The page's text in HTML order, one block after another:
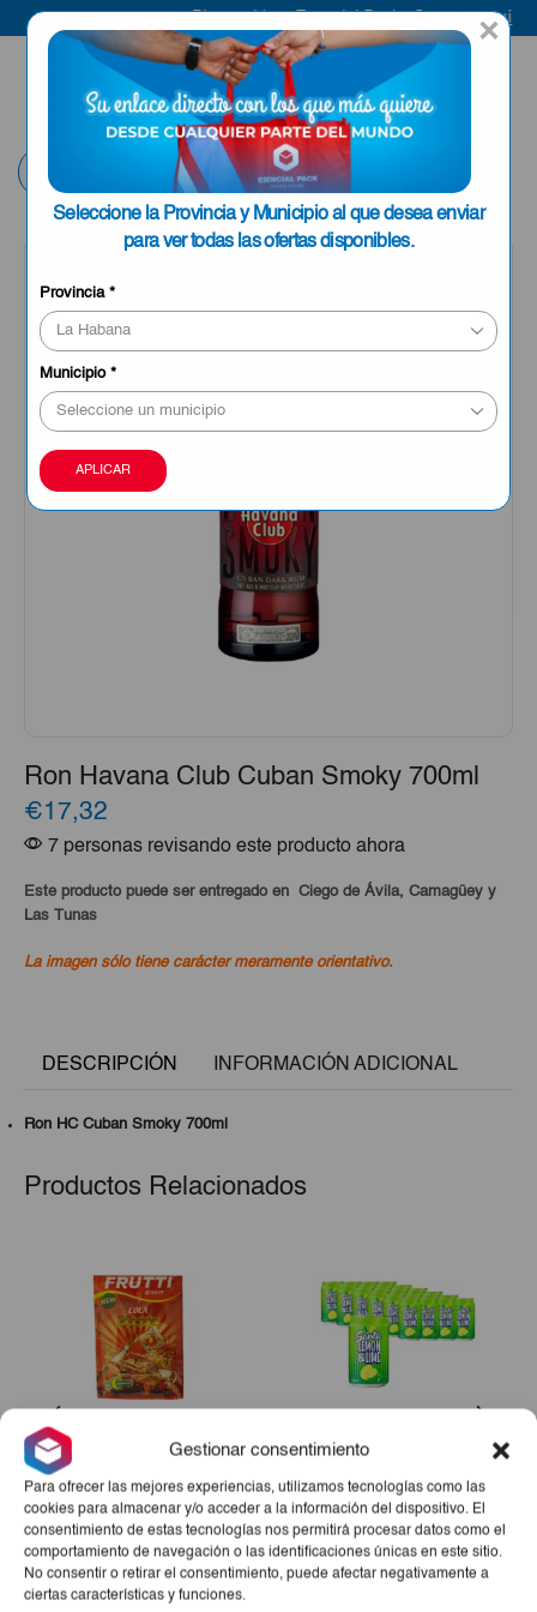
Gestionar consentimiento
Para ofrecer las mejores experiencias, utilizamos tecnologías como las
cookies para almacenar y/o acceder a la información del dispositivo. El
consentimiento de estas tecnologías nos permitirá procesar datos como el
comportamiento de navegación o las identificaciones únicas en este sitio.
No consentir o retirar el consentimiento, puede afectar negativamente a
ciertas características y funciones.
×
Seleccione la Provincia y Municipio al que desea enviar
para ver todas las ofertas disponibles.
Provincia*
Municipio*
APLICAR
Compra aquí
ENVIAR A LA
HABANA
Ron Havana Club Cuban Smoky 700ml
€17,32
7 personas revisando este producto ahora
Este producto puede ser entregado en Ciego de Ávila, Camagüey y
Las Tunas
La imagen sólo tiene carácter meramente orientativo.
DESCRIPCIÓN INFORMACIÓN ADICIONAL
Ron HC Cuban Smoky 700ml
Productos Relacionados
Refresco En Polvo Sabor
Cola Rinde 2Lt
€0,40El
precio
original
€0,25 El
precio
actual
Caja De Refresco Gaseado
Santa Limón (24udx330ml)
€13,00
+